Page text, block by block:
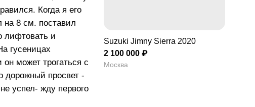
Когда я его
на 8 см. поставил
лифтовать и
гусеницах
может трогаться с
дорожный просвет -
успел- жду первого
Suzuki Jimny Sierra 2020
2 100 000 ₽
Москва